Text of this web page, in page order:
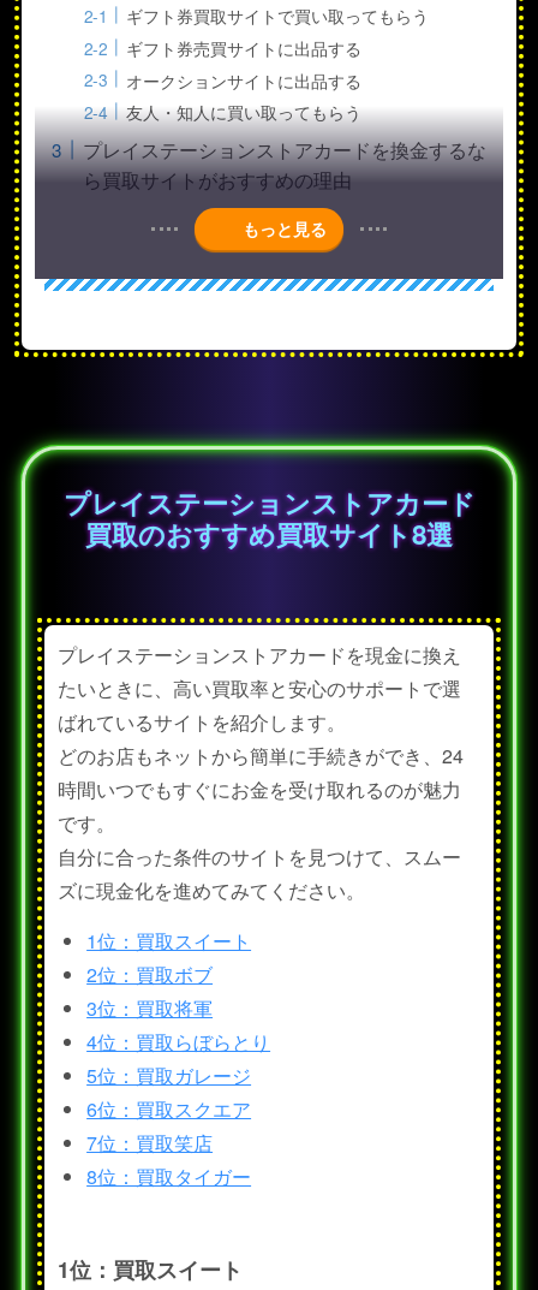
ギフト券買取サイトで買い取ってもらう
ギフト券売買サイトに出品する
オークションサイトに出品する
友人・知人に買い取ってもらう
プレイステーションストアカードを換金するな
ら買取サイトがおすすめの理由
もっと見る
プレイステーションストアカード
買取のおすすめ買取サイト8選
プレイステーションストアカードを現金に換え
たいときに、高い買取率と安心のサポートで選
ばれているサイトを紹介します。
どのお店もネットから簡単に手続きができ、24
時間いつでもすぐにお金を受け取れるのが魅力
です。
自分に合った条件のサイトを見つけて、スムー
ズに現金化を進めてみてください。
1位：買取スイート
2位：買取ボブ
3位：買取将軍
4位：買取らぼらとり
5位：買取ガレージ
6位：買取スクエア
7位：買取笑店
8位：買取タイガー
1位：買取スイート